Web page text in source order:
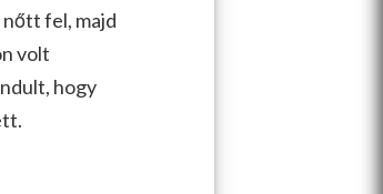
fel, majd
volt
hogy